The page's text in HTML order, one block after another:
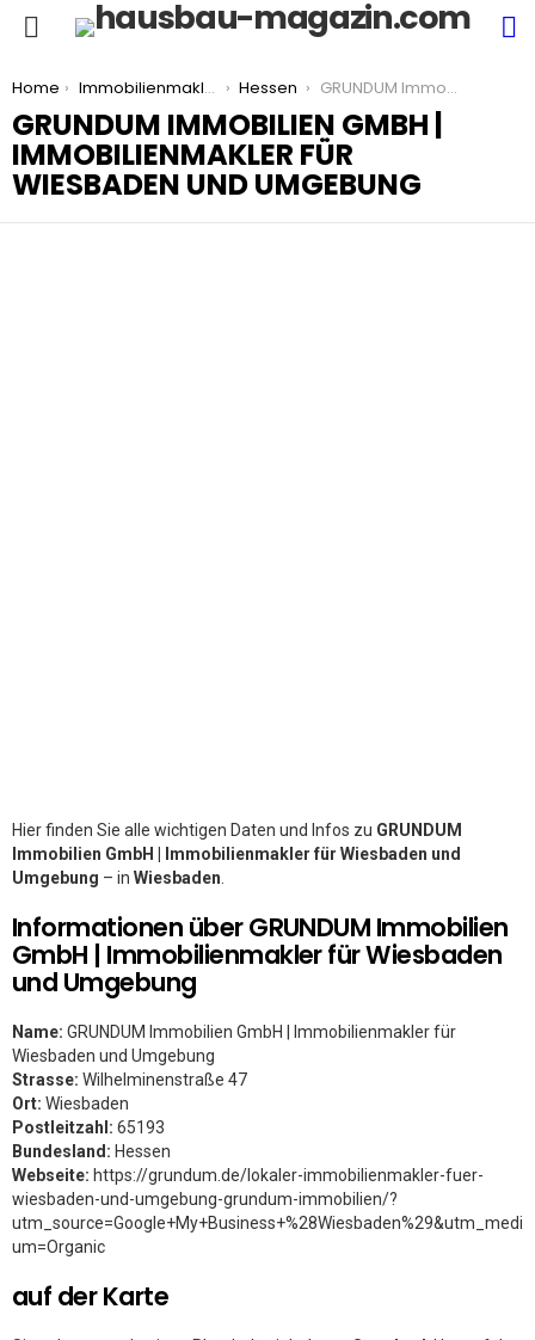
You are here:
Home Immobilienmakler Hessen GRUNDUM Immobilien GmbH | Immobilienmakler für Wiesbaden und Umgebung
GRUNDUM IMMOBILIEN GMBH |
IMMOBILIENMAKLER FÜR
WIESBADEN UND UMGEBUNG
Hier finden Sie alle wichtigen Daten und Infos zu GRUNDUM
Immobilien GmbH | Immobilienmakler für Wiesbaden und
Umgebung – in Wiesbaden
Informationen über GRUNDUM Immobilien
GmbH | Immobilienmakler für Wiesbaden
und Umgebung
Name: GRUNDUM Immobilien GmbH | Immobilienmakler für
Wiesbaden und Umgebung
Strasse: Wilhelminenstraße 47
Ort: Wiesbaden
Postleitzahl: 65193
Bundesland: Hessen
Webseite: https://grundum.de/lokaler-immobilienmakler-fuer-
wiesbaden-und-umgebung-grundum-immobilien/?
utm_source=Google+My+Business+%28Wiesbaden%29&utm_medi
um=Organic
auf der Karte